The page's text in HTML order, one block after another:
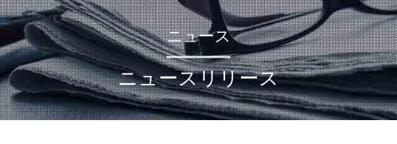
ニュース
ニュースリリース